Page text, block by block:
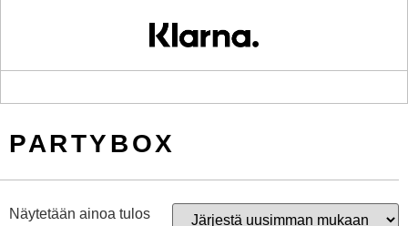
PARTYBOX
Näytetään ainoa tulos